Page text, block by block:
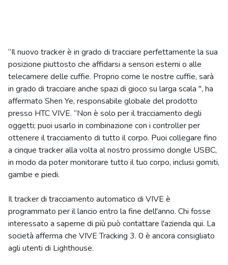
“Il nuovo tracker è in grado di tracciare perfettamente la sua
posizione piuttosto che affidarsi a sensori esterni o alle
telecamere delle cuffie. Proprio come le nostre cuffie, sarà
in grado di tracciare anche spazi di gioco su larga scala ", ha
affermato Shen Ye, responsabile globale del prodotto
presso HTC VIVE. “Non è solo per il tracciamento degli
oggetti; puoi usarlo in combinazione con i controller per
ottenere il tracciamento di tutto il corpo. Puoi collegare fino
a cinque tracker alla volta al nostro prossimo dongle USBC,
in modo da poter monitorare tutto il tuo corpo, inclusi gomiti,
gambe e piedi.
Il tracker di tracciamento automatico di VIVE è
programmato per il lancio entro la fine dell'anno. Chi fosse
interessato a saperne di più può contattare l'azienda qui. La
società afferma che VIVE Tracking 3. 0 è ancora consigliato
agli utenti di Lighthouse.